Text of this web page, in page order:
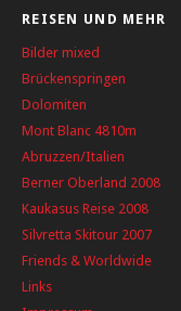
REISEN UND MEHR
Bilder mixed
Brückenspringen
Dolomiten
Mont Blanc 4810m
Abruzzen/Italien
Berner Oberland 2008
Kaukasus Reise 2008
Silvretta Skitour 2007
Friends & Worldwide
Links